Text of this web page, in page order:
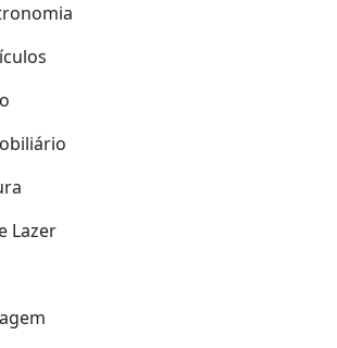
Lazer